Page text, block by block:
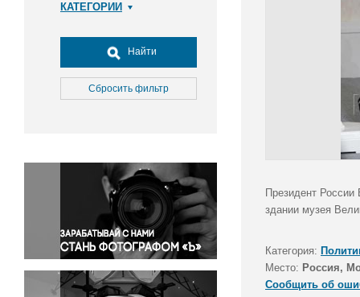
КАТЕГОРИИ
Досуг, туризм и отдых
Культура
Медицина
Окружающая среда
Политика
Правосудие
Происшествия и конфликты
Религия
Светская жизнь
Спорт
Найти
Сбросить фильтр
Президент
здании музея
Категория:
Место: Россия,
Сообщить об